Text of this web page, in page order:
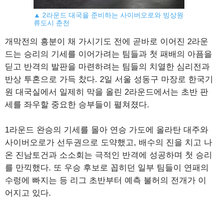
▲ 2라운드 대국을 준비하는 사이버오로와 빙상원
류도시 춘천
개막전의 흥분이 채 가시기도 전에 곧바로 이어진 2라운
드는 승리의 기세를 이어가려는 팀들과 첫 패배의 아픔을
딛고 반격의 발판을 마련하려는 팀들의 치열한 심리전과
반상 투혼으로 가득 찼다. 2일 서울 성동구 마장로 한국기
원 대국실에서 일제히 막을 올린 2라운드에서는 초반 판
세를 좌우할 중요한 승부들이 펼쳐졌다.
1라운드 완승의 기세를 몰아 연승 가도에 올라탄 대주와
사이버오로가 선두권으로 도약했고, 배수의 진을 치고 나
온 진남토건과 소소회는 극적인 반격에 성공하며 첫 승리
를 만끽했다. 또 우승 후보로 꼽히던 일부 팀들이 연패의
수렁에 빠지는 등 리그 초반부터 예측 불허의 전개가 이
어지고 있다.